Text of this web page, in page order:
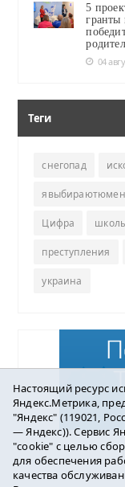
5
гранты
04
Теги
снегопад
Цифра
преступления
украина
Настоящий ресурс
Яндекс.Метрика,
"Яндекс" (119021,
— Яндекс)). Сервис
"cookie" с целью
для обеспечения
качества